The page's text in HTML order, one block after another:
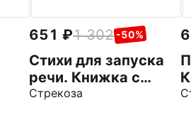
651 1 302 -50%
Стихи для запуска
речи. Книжка с
лапками
Стрекоза